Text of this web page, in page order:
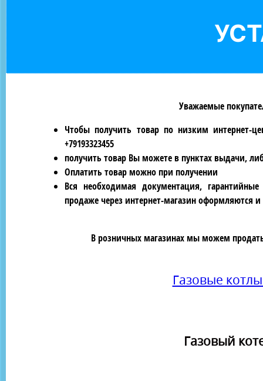
Уважаемые
Чтобы получить товар по низким интернет-
+79193323455
получить товар Вы можете в пунктах выдачи,
Оплатить товар можно при получении
Вся необходимая документация,
продаже через интернет-магазин оформляются
В розничных магазинах мы можем
Газовые
Газовый